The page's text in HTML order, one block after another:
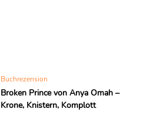
Buchrezension
Broken Prince von Anya Omah –
Krone, Knistern, Komplott